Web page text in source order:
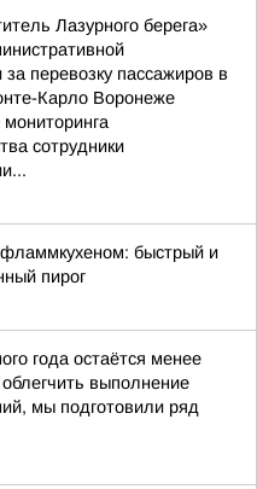
Лазурного берега»
за перевозку пассажиров в
Карло Воронеже
сотрудники
быстрый и
пирог
года остаётся менее
выполнение
мы подготовили ряд